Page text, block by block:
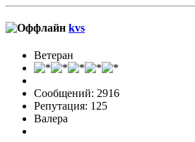
kvs
Ветеран
Сообщений: 2916
Репутация: 125
Валера